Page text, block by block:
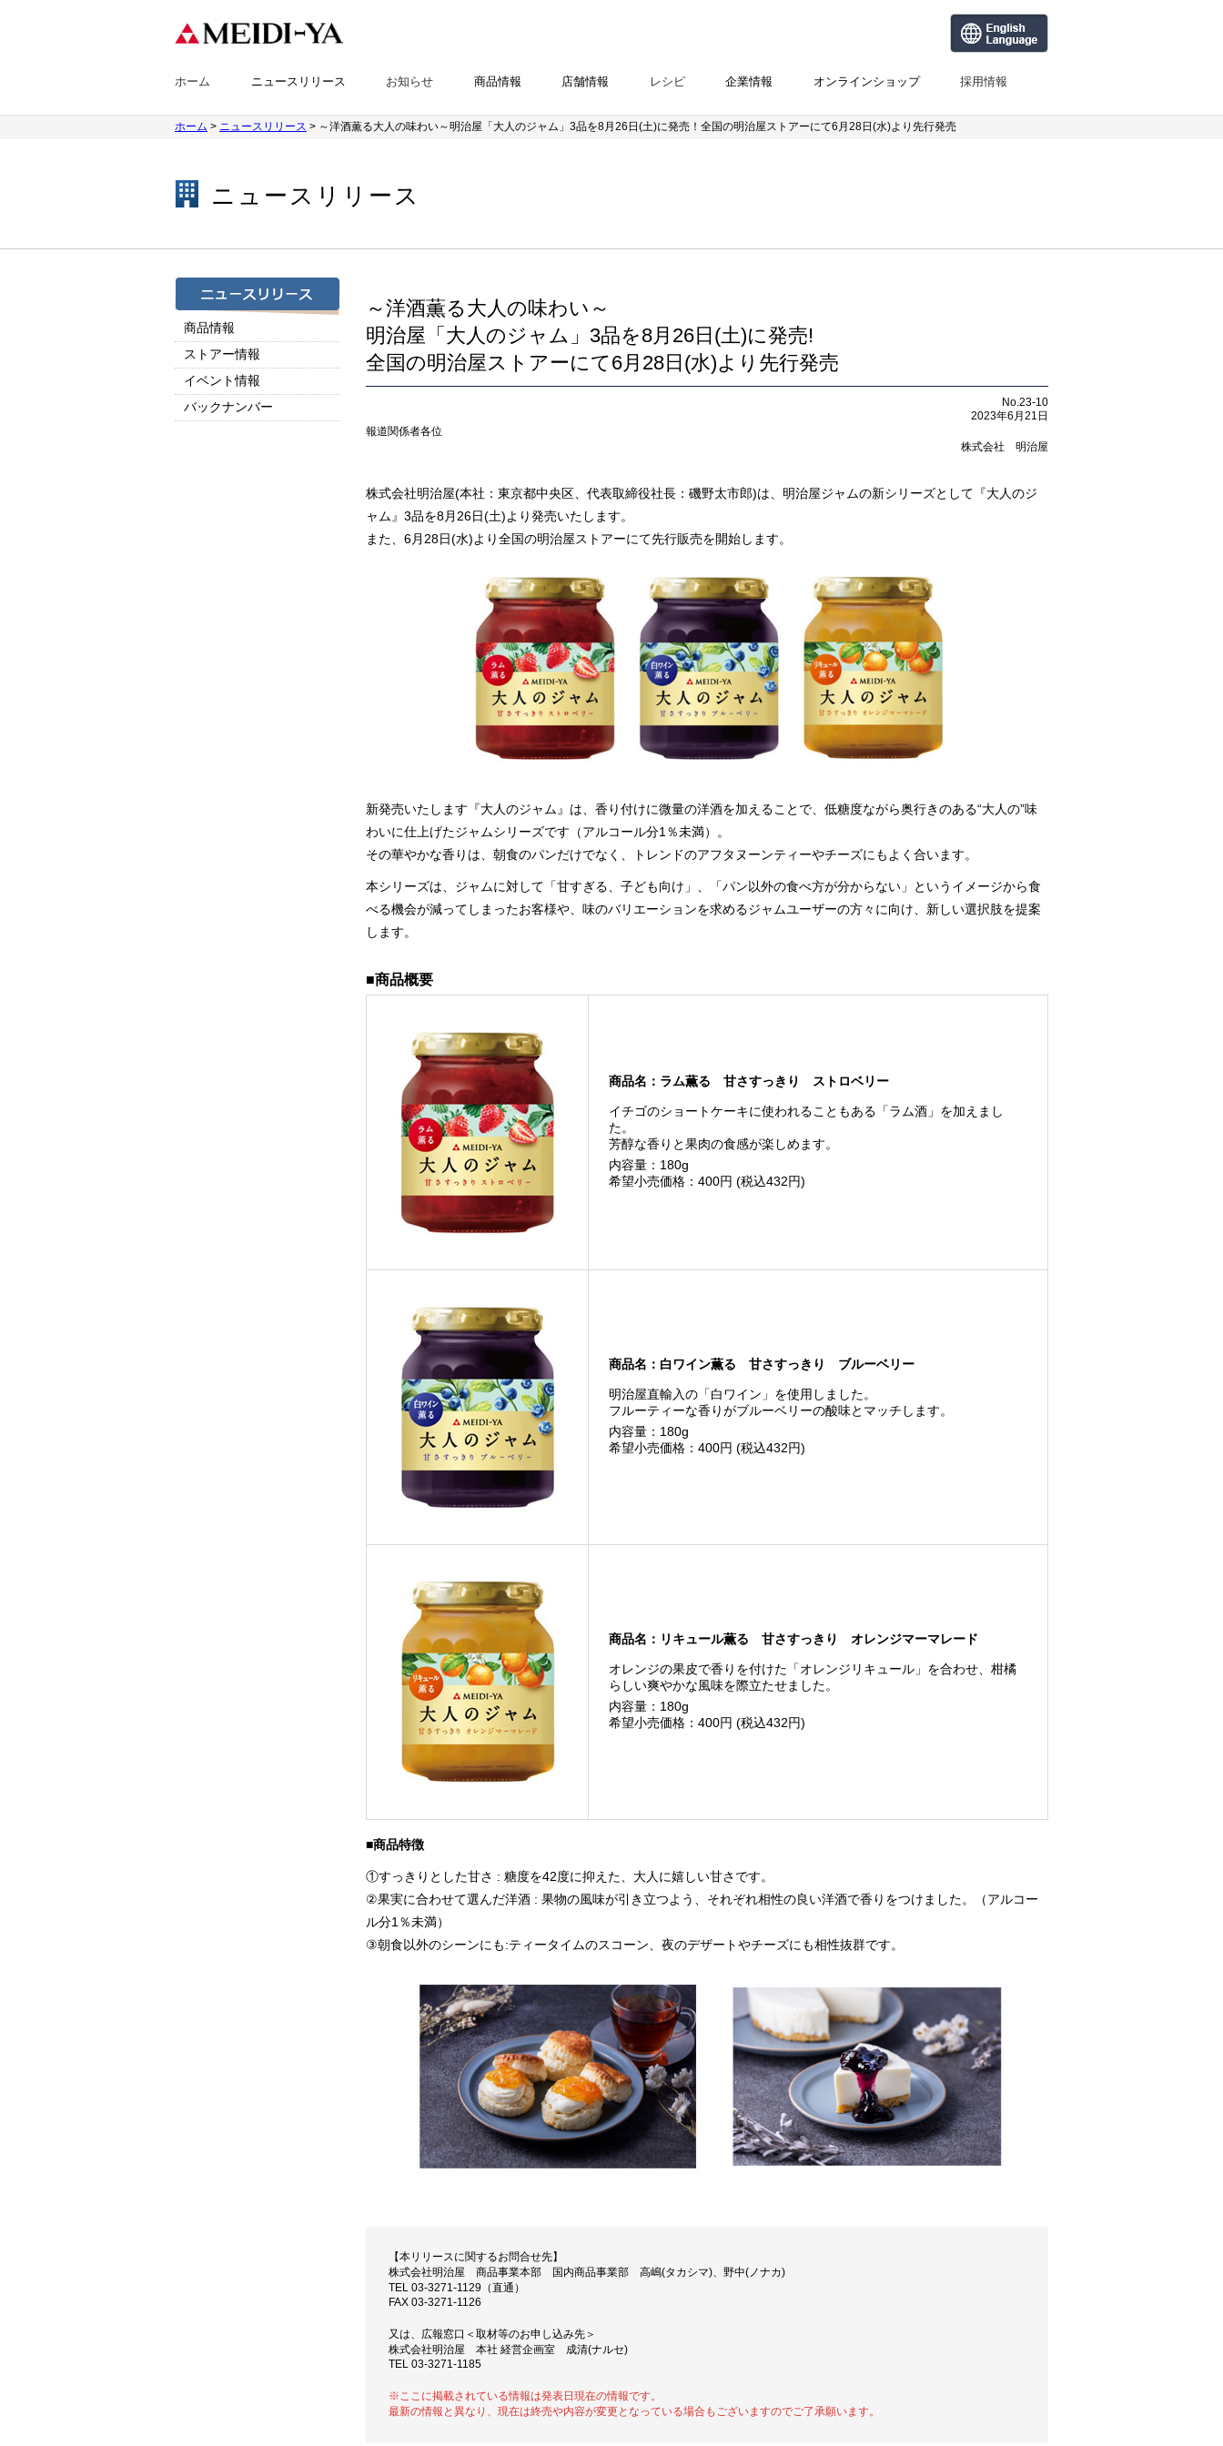
ホーム ニュースリリース お知らせ 商品情報 店舗情報 レシピ 企業情報 オンラインショップ 採用情報
ホーム > ニュースリリース > ～洋酒薫る大人の味わい～明治屋「大人のジャム」3品を8月26日(土)に発売！全国の明治屋ストアーにて6月28日(水)より先行発売
ニュースリリース
商品情報
ストアー情報
イベント情報
バックナンバー
～洋酒薫る大人の味わい～
明治屋「大人のジャム」3品を8月26日(土)に発売!
全国の明治屋ストアーにて6月28日(水)より先行発売
No.23-10
2023年6月21日
報道関係者各位
株式会社 明治屋
株式会社明治屋(本社：東京都中央区、代表取締役社長：磯野太市郎)は、明治屋ジャムの新シリーズとして『大人のジ
ャム』3品を8月26日(土)より発売いたします。
また、6月28日(水)より全国の明治屋ストアーにて先行販売を開始します。
新発売いたします『大人のジャム』は、香り付けに微量の洋酒を加えることで、低糖度ながら奥行きのある“大人の”味
わいに仕上げたジャムシリーズです（アルコール分1％未満）。
その華やかな香りは、朝食のパンだけでなく、トレンドのアフタヌーンティーやチーズにもよく合います。
本シリーズは、ジャムに対して「甘すぎる、子ども向け」、「パン以外の食べ方が分からない」というイメージから食
べる機会が減ってしまったお客様や、味のバリエーションを求めるジャムユーザーの方々に向け、新しい選択肢を提案
します。
■商品概要
商品名：ラム薫る 甘さすっきり ストロベリー
イチゴのショートケーキに使われることもある「ラム酒」を加えまし
た。
芳醇な香りと果肉の食感が楽しめます。
内容量：180g
希望小売価格：400円 (税込432円)
商品名：白ワイン薫る 甘さすっきり ブルーベリー
明治屋直輸入の「白ワイン」を使用しました。
フルーティーな香りがブルーベリーの酸味とマッチします。
内容量：180g
希望小売価格：400円 (税込432円)
商品名：リキュール薫る 甘さすっきり オレンジマーマレード
オレンジの果皮で香りを付けた「オレンジリキュール」を合わせ、柑橘
らしい爽やかな風味を際立たせました。
内容量：180g
希望小売価格：400円 (税込432円)
■商品特徴
①すっきりとした甘さ : 糖度を42度に抑えた、大人に嬉しい甘さです。
②果実に合わせて選んだ洋酒 : 果物の風味が引き立つよう、それぞれ相性の良い洋酒で香りをつけました。（アルコー
ル分1％未満）
③朝食以外のシーンにも:ティータイムのスコーン、夜のデザートやチーズにも相性抜群です。
【本リリースに関するお問合せ先】
株式会社明治屋 商品事業本部 国内商品事業部 高嶋(タカシマ)、野中(ノナカ)
TEL 03-3271-1129（直通）
FAX 03-3271-1126
又は、広報窓口＜取材等のお申し込み先＞
株式会社明治屋 本社 経営企画室 成清(ナルセ)
TEL 03-3271-1185
※ここに掲載されている情報は発表日現在の情報です。
最新の情報と異なり、現在は終売や内容が変更となっている場合もございますのでご了承願います。